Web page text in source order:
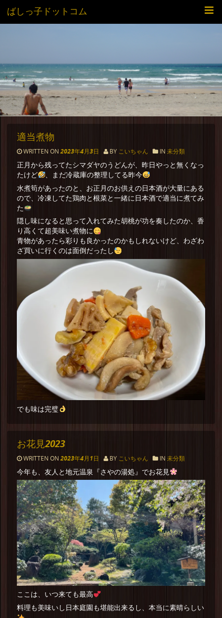
ばしっ子ドットコム
適当煮物
WRITTEN ON 2023年4月3日 BY こいちゃん IN 未分類
正月から残ってたシマダヤのうどんが、昨日やっと無くなっ
たけど
、まだ冷蔵庫の整理してる昨今
水煮筍があったのと、お正月のお供えの日本酒が大量にある
ので、冷凍してた鶏肉と根菜と一緒に日本酒で適当に煮てみ
た
隠し味になると思って入れてみた胡桃が功を奏したのか、香
り高くて超美味い煮物に
青物があったら彩りも良かったのかもしれないけど、わざわ
ざ買いに行くのは面倒だったし
でも味は完璧
お花見2023
WRITTEN ON 2023年4月1日 BY こいちゃん IN 未分類
今年も、友人と地元温泉『さやの湯処』でお花見
ここは、いつ来ても最高
料理も美味いし日本庭園も堪能出来るし、本当に素晴らしい